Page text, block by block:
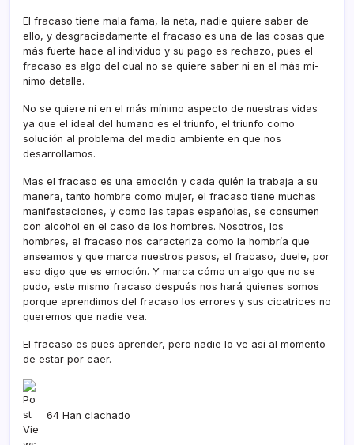
El fracaso tiene mala fama, la neta, nadie quiere saber de
ello, y desgraciadamente el fracaso es una de las cosas que
más fuerte hace al individuo y su pago es rechazo, pues el
fracaso es algo del cual no se quiere saber ni en el más mí­
nimo detalle.
No se quiere ni en el más mí­nimo aspecto de nuestras vidas
ya que el ideal del humano es el triunfo, el triunfo como
solución al problema del medio ambiente en que nos
desarrollamos.
Mas el fracaso es una emoción y cada quién la trabaja a su
manera, tanto hombre como mujer, el fracaso tiene muchas
manifestaciones, y como las tapas españolas, se consumen
con alcohol en el caso de los hombres. Nosotros, los
hombres, el fracaso nos caracteriza como la hombrí­a que
anseamos y que marca nuestros pasos, el fracaso, duele, por
eso digo que es emoción. Y marca cómo un algo que no se
pudo, este mismo fracaso después nos hará quienes somos
porque aprendimos del fracaso los errores y sus cicatrices no
queremos que nadie vea.
El fracaso es pues aprender, pero nadie lo ve así­ al momento
de estar por caer.
64 Han clachado